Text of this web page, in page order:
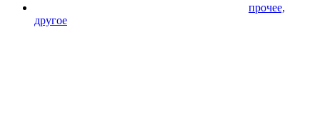
прочее,
другое